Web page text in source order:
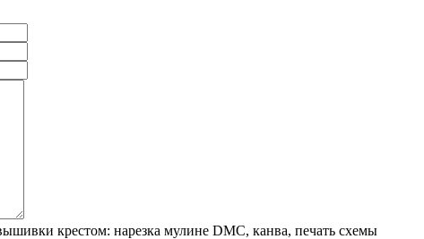
крестом: нарезка мулине DMC, канва, печать схемы